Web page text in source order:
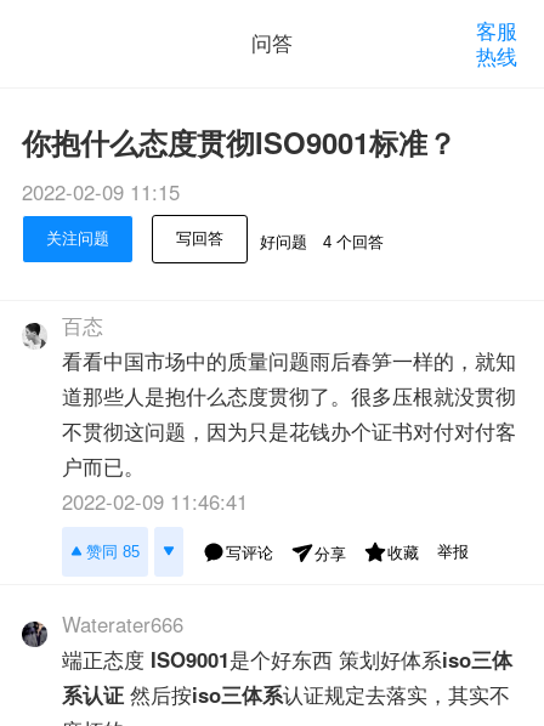
问答
客服
热线
你抱什么态度贯彻ISO9001标准？
2022-02-09 11:15
关注问题 写回答 好问题 4 个回答
百态
看看中国市场中的质量问题雨后春笋一样的，就知
道那些人是抱什么态度贯彻了。很多压根就没贯彻
不贯彻这问题，因为只是花钱办个证书对付对付客
户而已。
2022-02-09 11:46:41
赞同 85 写评论 分享 收藏 举报
Waterater666
端正态度 ISO9001是个好东西 策划好体系iso三体
系认证 然后按iso三体系认证规定去落实，其实不